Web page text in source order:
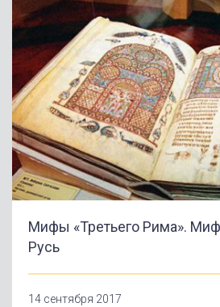
Мифы «Третьего Рима».
Русь
14 сентября 2017